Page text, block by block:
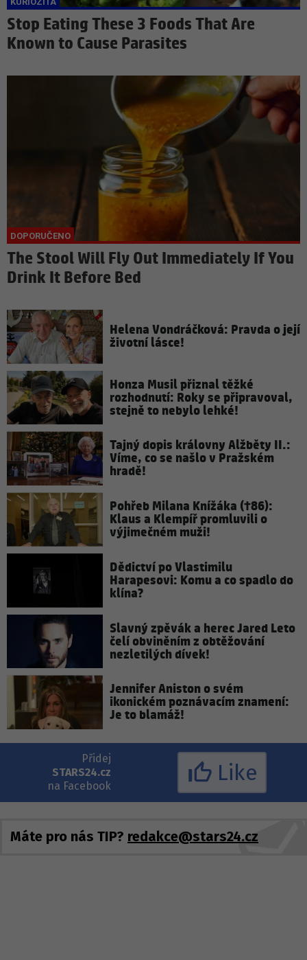
Stop Eating These 3 Foods That Are
Known to Cause Parasites
The Stool Will Fly Out Immediately If You
Drink It Before Bed
Helena Vondráčková: Pravda o její
životní lásce!
Honza Musil přiznal těžké
rozhodnutí: Roky se připravoval,
stejně to nebylo lehké!
Tajný dopis královny Alžběty II.:
Víme, co se našlo v Pražském
hradě!
Pohřeb Milana Knížáka (†86):
Klaus a Klempíř promluvili o
výjimečném muži!
Dědictví po Vlastimilu
Harapesovi: Komu a co spadlo do
klína?
Slavný zpěvák a herec Jared Leto
čelí obviněním z obtěžování
nezletilých dívek!
Jennifer Aniston o svém
ikonickém poznávacím znamení:
Je to blamáž!
Přidej
STARS24.cz
na Facebook
Like
Máte pro nás TIP? redakce@stars24.cz